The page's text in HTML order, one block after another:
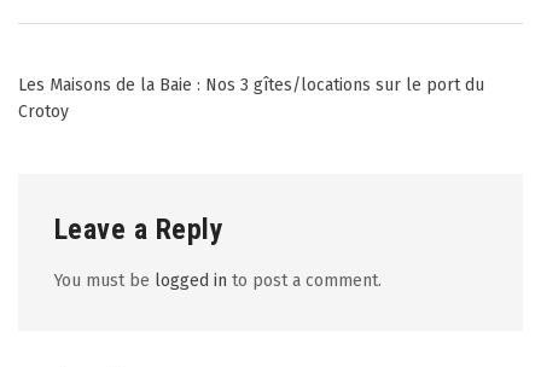
Post
navigation
Les Maisons de la Baie : Nos 3 gîtes/locations sur le port du
Crotoy
Leave a Reply
You must be logged in to post a comment.